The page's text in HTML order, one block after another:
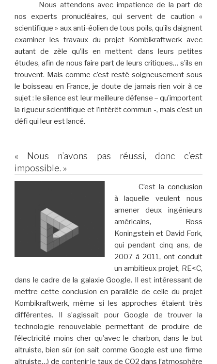
Nous attendons avec impatience de la part de
nos experts pronucléaires, qui servent de caution «
scientifique » aux anti-éolien de tous poils, qu’ils daignent
examiner les travaux du projet Kombikraftwerk avec
autant de zèle qu’ils en mettent dans leurs petites
études, afin de nous faire part de leurs critiques… s’ils en
trouvent. Mais comme c’est resté soigneusement sous
le boisseau en France, je doute de jamais rien voir à ce
sujet : le silence est leur meilleure défense – qu’importent
la rigueur scientifique et l’intérêt commun -, mais c’est un
défi qui leur est lancé.
« Nous n’avons pas réussi, donc c’est
impossible. »
C’est la conclusion
à laquelle veulent nous
amener deux ingénieurs
américains, Ross
Koningstein et David Fork,
qui pendant cinq ans, de
2007 à 2011, ont conduit
un ambitieux projet, RE<C,
dans le cadre de la galaxie Google. Il est intéressant de
mettre cette conclusion en parallèle de celle du projet
Kombikraftwerk, même si les approches étaient très
différentes. Il s’agissait pour Google de trouver la
technologie renouvelable permettant de produire de
l’électricité moins cher qu’avec le charbon, dans le but
altruiste, bien sûr (on sait comme Google est une firme
altruiste…) de contenir le taux de CO2 dans l’atmosphère